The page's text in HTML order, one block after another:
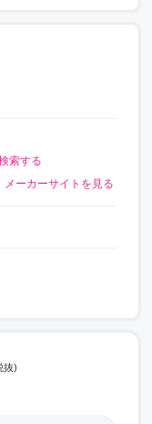
索する
メーカーサイトを見る
抜)